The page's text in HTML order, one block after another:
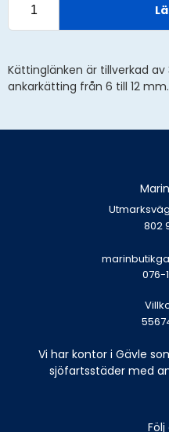
Kättinglänken är tillverkad av
ankarkätting från 6 till 12 mm.
802
076-
Vi har kontor i Gävle
sjöfartsstäder med
Följ